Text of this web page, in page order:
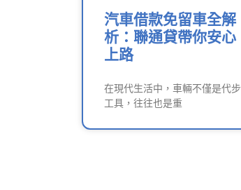
汽車借款免留車全解
析：聯通貸帶你安心
上路
在現代生活中，車輛不僅是代步
工具，往往也是重